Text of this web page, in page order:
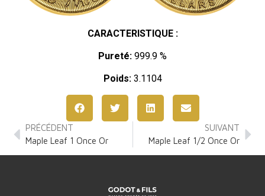
CARACTERISTIQUE :
Pureté: 999.9 %
Poids:3.1104
PRÉCÉDENT
Maple Leaf 1 Once Or
SUIVANT
Maple Leaf 1/2 Once Or